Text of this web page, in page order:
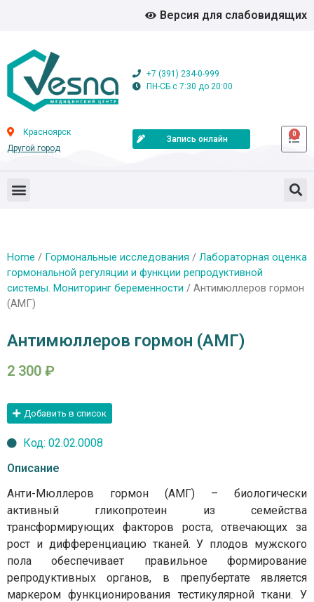
Версия для слабовидящих
+7 (391) 234-0-999
ПН-СБ с 7:30 до 20:00
Красноярск
Другой город
Запись онлайн
0
Home / Гормональные исследования / Лабораторная оценка
гормональной регуляции и функции репродуктивной
системы. Мониторинг беременности / Антимюллеров гормон
(АМГ)
Антимюллеров гормон (АМГ)
2 300 ₽
Добавить в список
Код: 02.02.0008
Описание
Анти-Мюллеров гормон (АМГ) – биологически
активный гликопротеин из семейства
трансформирующих факторов роста, отвечающих за
рост и дифференциацию тканей. У плодов мужского
пола обеспечивает правильное формирование
репродуктивных органов, в препубертате является
маркером функционирования тестикулярной ткани. У